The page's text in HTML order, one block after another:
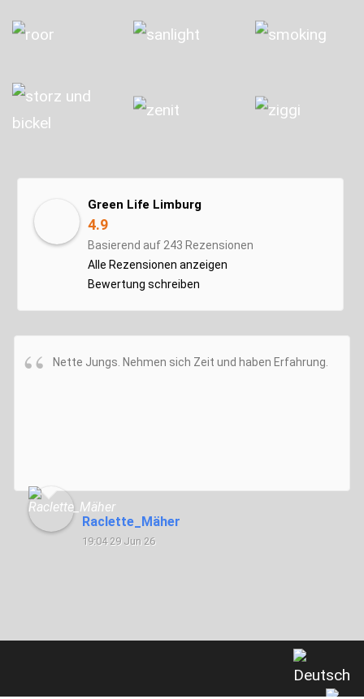
Green Life Limburg
4.9
Basierend auf 243 Rezensionen
Alle Rezensionen anzeigen
Bewertung schreiben
Nette Jungs. Nehmen sich Zeit und haben Erfahrung.
Raclette_Mäher
19:04 29 Jun 26